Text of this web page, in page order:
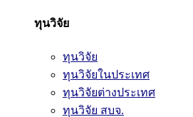
ทุนวิจัย
ทุนวิจัย
ทุนวิจัยในประเทศ
ทุนวิจัยต่างประเทศ
ทุนวิจัย สบจ.